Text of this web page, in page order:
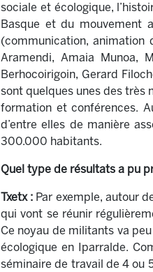
sociale et écologique,
Basque et du mouvement
(communication, animation
Aramendi, Amaia Munoa,
Berhocoirigoin, Gerard
sont quelques unes des très
formation et conférences.
d’entre elles de manière
300.000 habitants.
Quel type de résultats a pu
Txetx : Par exemple, autour
qui vont se réunir
Ce noyau de militants va
écologique en Iparralde.
séminaire de travail de 4 ou